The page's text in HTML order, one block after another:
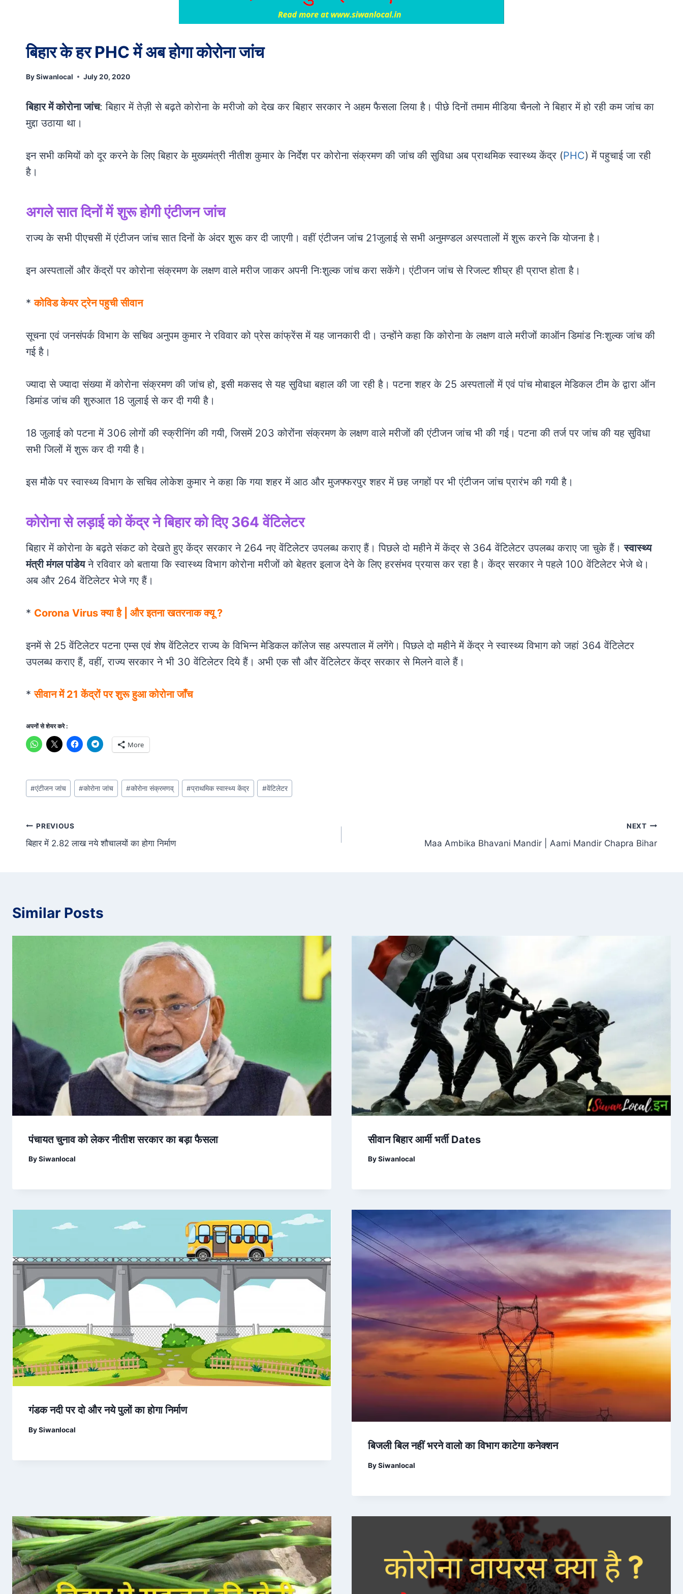
बिहार के हर PHC में अब होगा कोरोना जांच
BySiwanlocal July 20, 2020
बिहार में कोरोना जांच: बिहार में तेज़ी से बढ़ते कोरोना के मरीजो को देख कर बिहार सरकार ने अहम फैसला लिया है। पीछे दिनों तमाम मीडिया चैनलो ने बिहार में हो रही कम जांच का
मुद्दा उठाया था।
इन सभी कमियों को दूर करने के लिए बिहार के मुख्यमंत्री नीतीश कुमार के निर्देश पर कोरोना संक्रमण की जांच की सुविधा अब प्राथमिक स्वास्थ्य केंद्र (PHC) में पहुचाई जा रही
है।
अगले सात दिनों में शुरू होगी एंटीजन जांच
राज्य के सभी पीएचसी में एंटीजन जांच सात दिनों के अंदर शुरू कर दी जाएगी। वहीं एंटीजन जांच 21जुलाई से सभी अनुमण्डल अस्पतालों में शुरू करने कि योजना है।
इन अस्पतालों और केंद्रों पर कोरोना संक्रमण के लक्षण वाले मरीज जाकर अपनी निःशुल्क जांच करा सकेंगे। एंटीजन जांच से रिजल्ट शीघ्र ही प्राप्त होता है।
*कोविड केयर ट्रेन पहुची सीवान
सूचना एवं जनसंपर्क विभाग के सचिव अनुपम कुमार ने रविवार को प्रेस कांफ्रेंस में यह जानकारी दी। उन्होंने कहा कि कोरोना के लक्षण वाले मरीजों काऑन डिमांड निःशुल्क जांच की
गई है।
ज्यादा से ज्यादा संख्या में कोरोना संक्रमण की जांच हो, इसी मकसद से यह सुविधा बहाल की जा रही है। पटना शहर के 25 अस्पतालों में एवं पांच मोबाइल मेडिकल टीम के द्वारा ऑन
डिमांड जांच की शुरुआत 18 जुलाई से कर दी गयी है।
18 जुलाई को पटना में 306 लोगों की स्क्रीनिंग की गयी, जिसमें 203 कोरोंना संक्रमण के लक्षण वाले मरीजों की एंटीजन जांच भी की गई। पटना की तर्ज पर जांच की यह सुविधा
सभी जिलों में शुरू कर दी गयी है।
इस मौके पर स्वास्थ्य विभाग के सचिव लोकेश कुमार ने कहा कि गया शहर में आठ और मुजफ्फरपुर शहर में छह जगहों पर भी एंटीजन जांच प्रारंभ की गयी है।
कोरोना से लड़ाई को केंद्र ने बिहार को दिए 364वेंटिलेटर
बिहार में कोरोना के बढ़ते संकट को देखते हुए केंद्र सरकार ने 264 नए वेंटिलेटर उपलब्ध कराए हैं। पिछले दो महीने में केंद्र से 364 वेंटिलेटर उपलब्ध कराए जा चुके हैं।स्वास्थ्य
मंत्री मंगल पांडेयने रविवार को बताया कि स्वास्थ्य विभाग कोरोना मरीजों को बेहतर इलाज देने के लिए हरसंभव प्रयास कर रहा है। केंद्र सरकार ने पहले 100 वेंटिलेटर भेजे थे।
अब और 264 वेंटिलेटर भेजे गए हैं।
* Corona Virus क्या है | और इतना खतरनाक क्यू ?
इनमें से 25 वेंटिलेटर पटना एम्स एवं शेष वेंटिलेटर राज्य के विभिन्न मेडिकल कॉलेज सह अस्पताल में लगेंगे। पिछले दो महीने में केंद्र ने स्वास्थ्य विभाग को जहां 364 वेंटिलेटर
उपलब्ध कराए हैं, वहीं, राज्य सरकार ने भी 30 वेंटिलेटर दिये हैं। अभी एक सौ और वेंटिलेटर केंद्र सरकार से मिलने वाले हैं।
*सीवान में 21 केंद्रों पर शुरू हुआ कोरोना जाँच
अपनों से शेयर करे :
More
Post
Tags:
#एंटीजन जांच #कोरोना जांच #कोरोना संक्रमणव् #प्राथमिक स्वास्थ्य केंद्र #वेंटिलेटर
Post
navigation
PREVIOUS
बिहार में 2.82 लाख नये शौचालयों का होगा निर्माण
NEXT
Maa Ambika Bhavani Mandir | Aami Mandir Chapra Bihar
Similar Posts
पंचायत चुनाव को लेकर नीतीश सरकार का बड़ा फैसला
BySiwanlocal
सीवान बिहार आर्मी भर्ती Dates
BySiwanlocal
गंडक नदी पर दो और नये पुलों का होगा निर्माण
BySiwanlocal
बिजली बिल नहीं भरने वालो का विभाग काटेगा कनेक्शन
BySiwanlocal